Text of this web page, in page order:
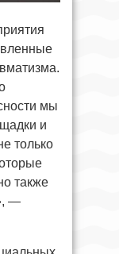
мы
и
только
также
—